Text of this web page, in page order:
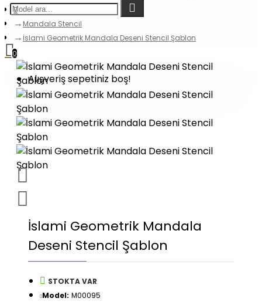
0
Alışveriş sepetiniz boş!
Mandala Stencil
İslami Geometrik Mandala Deseni Stencil Şablon
İslami Geometrik Mandala
Deseni Stencil Şablon
STOKTA VAR
Model: M00095